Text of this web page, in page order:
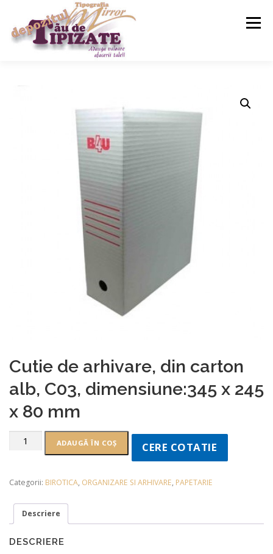
Meniu
Cutie de arhivare, din carton
alb, C03, dimensiune:345 x 245
x 80 mm
ADAUGĂ ÎN COȘ CERE COTATIE
Categorii: BIROTICA, ORGANIZARE SI ARHIVARE, PAPETARIE
Descriere
DESCRIERE